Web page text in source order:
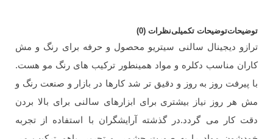
توضیحاتتوضیحات تکمیلینظرات (0)
ترازو دیجینال سالنی سیتریو محصول و حرفه برای رنگ و مش
کاران مناسب دکلره و مواد همینطور ترکیب های رنگ مو هست.
با پیرفت روز به روز و دقیق تر شد کارها در بازار و صنعت رنگ و
مش هر روز نیاز بیشتری برای ابزارهای سالنی برای بالا بردن
دقت کار می گردد.در گذشته آرایشگران با استفاده از تجربه